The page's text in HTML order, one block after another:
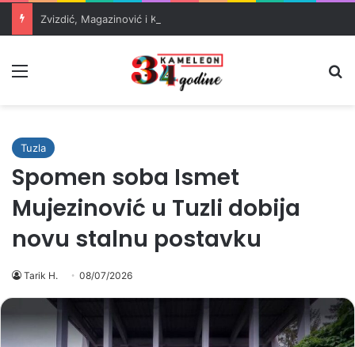
Tuzla
Spomen soba Ismet
Mujezinović u Tuzli dobija
novu stalnu postavku
Tarik H. 08/07/2026